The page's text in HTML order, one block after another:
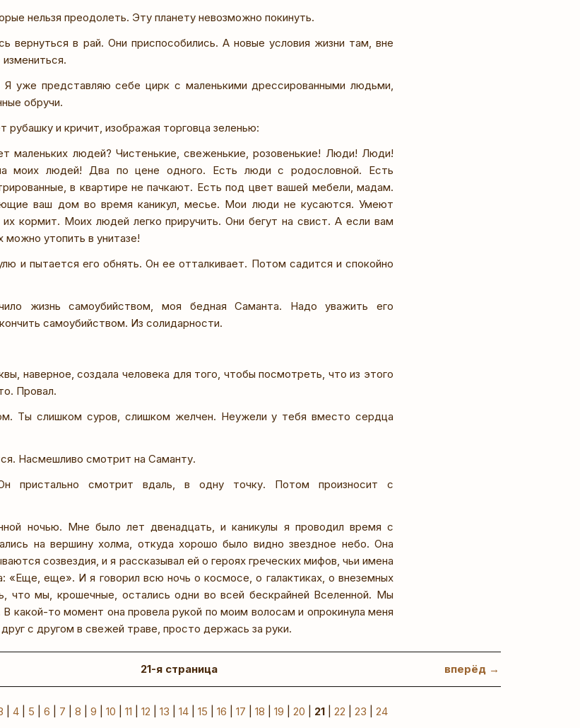
нельзя преодолеть. Эту планету невозможно покинуть.
вернуться в рай. Они приспособились. А новые условия жизни там, вне
измениться.
уже представляю себе цирк с маленькими дрессированными людьми,
обручи.
рубашку и кричит, изображая торговца зеленью:
людей? Чистенькие, свеженькие, розовенькие! Люди! Люди!
моих людей! Два по цене одного. Есть люди с родословной. Есть
в квартире не пачкают. Есть под цвет вашей мебели, мадам.
ваш дом во время каникул, месье. Мои люди не кусаются. Умеют
кормит. Моих людей легко приручить. Они бегут на свист. А если вам
можно утопить в унитазе!
и пытается его обнять. Он ее отталкивает. Потом садится и спокойно
жизнь самоубийством, моя бедная Саманта. Надо уважить его
самоубийством. Из солидарности.
наверное, создала человека для того, чтобы посмотреть, что из этого
Провал.
Ты слишком суров, слишком желчен. Неужели у тебя вместо сердца
Насмешливо смотрит на Саманту.
пристально смотрит вдаль, в одну точку. Потом произносит с
ночью. Мне было лет двенадцать, и каникулы я проводил время с
на вершину холма, откуда хорошо было видно звездное небо. Она
созвездия, и я рассказывал ей о героях греческих мифов, чьи имена
«Еще, еще». И я говорил всю ночь о космосе, о галактиках, о внеземных
что мы, крошечные, остались одни во всей бескрайней Вселенной. Мы
какой-то момент она провела рукой по моим волосам и опрокинула меня
с другом в свежей траве, просто держась за руки.
21-я страница вперёд →
4 5 6 7 8 9 10 11 12 13 14 15 16 17 18 19 20 21 22 23 24